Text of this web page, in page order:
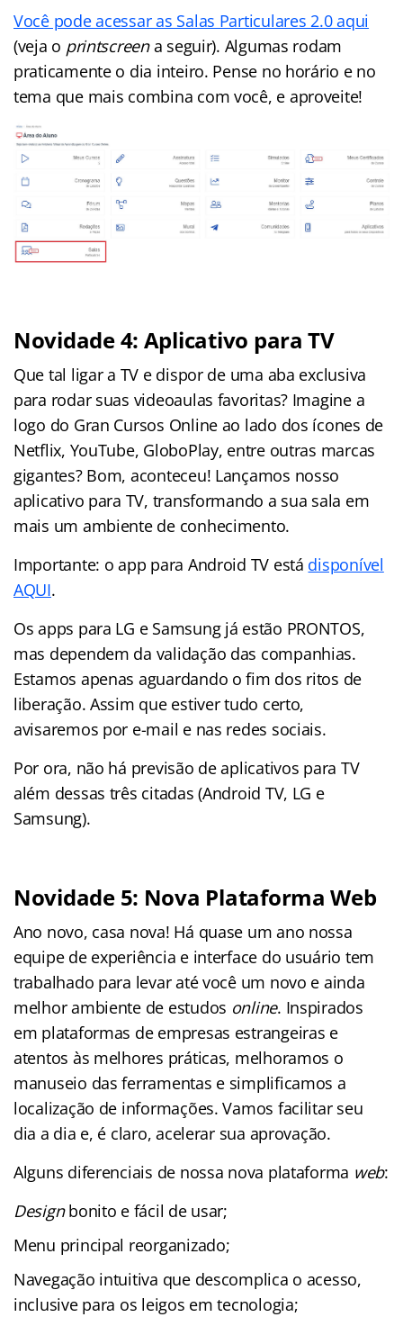
Você pode acessar as Salas Particulares 2.0 aqui
(veja o printscreena seguir). Algumas rodam
praticamente o dia inteiro. Pense no horário e no
tema que mais combina com você, e aproveite!
Novidade 4: Aplicativo para TV
Que tal ligar a TV e dispor de uma aba exclusiva
para rodar suas videoaulas favoritas? Imagine a
logo do Gran Cursos Online ao lado dos ícones de
Netflix, YouTube, GloboPlay, entre outras marcas
gigantes? Bom, aconteceu! Lançamos nosso
aplicativo para TV, transformando a sua sala em
mais um ambiente de conhecimento.
Importante: o app para Android TV está disponível
AQUI.
Os apps para LG e Samsung já estão PRONTOS,
mas dependem da validação das companhias.
Estamos apenas aguardando o fim dos ritos de
liberação. Assim que estiver tudo certo,
avisaremos por e-mail e nas redes sociais.
Por ora, não há previsão de aplicativos para TV
além dessas três citadas (Android TV, LG e
Samsung).
Novidade 5: Nova Plataforma Web
Ano novo, casa nova! Há quase um ano nossa
equipe de experiência e interface do usuário tem
trabalhado para levar até você um novo e ainda
melhor ambiente de estudos online. Inspirados
em plataformas de empresas estrangeiras e
atentos às melhores práticas, melhoramos o
manuseio das ferramentas e simplificamos a
localização de informações. Vamos facilitar seu
dia a dia e, é claro, acelerar sua aprovação.
Alguns diferenciais de nossa nova plataforma web:
Designbonito e fácil de usar;
Menu principal reorganizado;
Navegação intuitiva que descomplica o acesso,
inclusive para os leigos em tecnologia;